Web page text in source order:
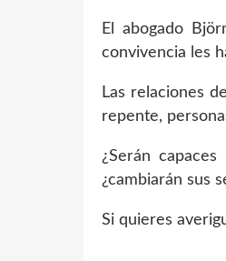
El abogado
convivencia les
Las relaciones
repente,
¿Serán
¿cambiarán sus
Si quieres